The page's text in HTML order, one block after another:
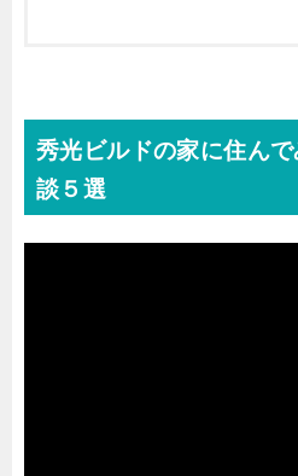
秀光ビルドの家に住ん
談５選